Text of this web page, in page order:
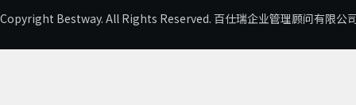
Copyright Bestway. All Rights Reserved. 百仕瑞企业管理顾问有限公